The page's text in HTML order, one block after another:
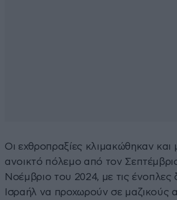
Οι εχθροπραξίες κλιμακώθηκαν
ανοικτό πόλεμο από τον
Νοέμβριο του 2024, με τις ένοπλες
Ισραήλ να προχωρούν σε μαζικούς